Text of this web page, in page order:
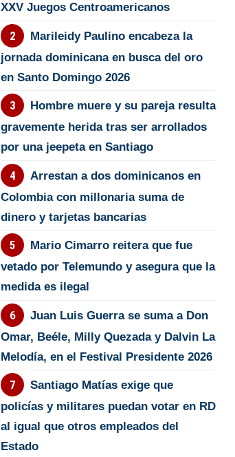
XXV Juegos Centroamericanos
Marileidy Paulino encabeza la
jornada dominicana en busca del oro
en Santo Domingo 2026
Hombre muere y su pareja resulta
gravemente herida tras ser arrollados
por una jeepeta en Santiago
Arrestan a dos dominicanos en
Colombia con millonaria suma de
dinero y tarjetas bancarias
Mario Cimarro reitera que fue
vetado por Telemundo y asegura que la
medida es ilegal
Juan Luis Guerra se suma a Don
Omar, Beéle, Milly Quezada y Dalvin La
Melodía, en el Festival Presidente 2026
Santiago Matías exige que
policías y militares puedan votar en RD
al igual que otros empleados del
Estado